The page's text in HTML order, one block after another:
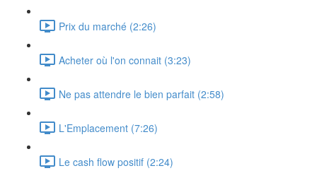
Prix du marché (2:26)
Acheter où l'on connait (3:23)
Ne pas attendre le bien parfait (2:58)
L'Emplacement (7:26)
Le cash flow positif (2:24)